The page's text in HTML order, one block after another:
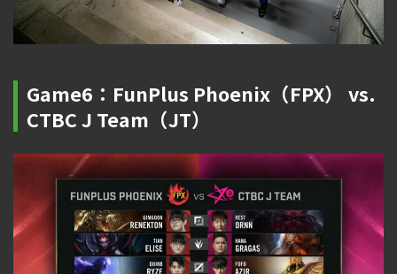
Game6：FunPlus Phoenix（FPX） vs.
CTBC J Team（JT）